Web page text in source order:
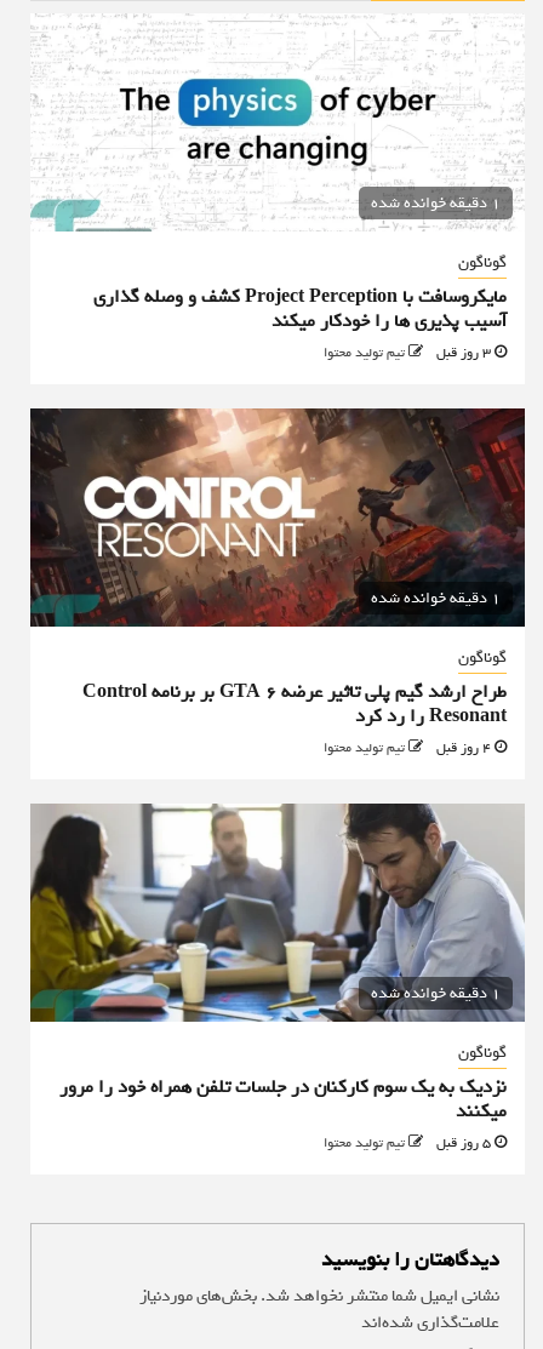
1 دقیقه خوانده شده
گوناگون
مایکروسافت با Project Perception کشف و وصله گذاری
آسیب پذیری ها را خودکار میکند
تیم تولید محتوا
1 دقیقه خوانده شده
گوناگون
طراح ارشد گیم پلی تاثیر عرضه GTA 6 بر برنامه Control
Resonant را رد کرد
تیم تولید محتوا
1 دقیقه خوانده شده
گوناگون
نزدیک به یک سوم کارکنان در جلسات تلفن همراه خود را مرور
میکنند
تیم تولید محتوا
دیدگاهتان را بنویسید
نشانی ایمیل شما منتشر نخواهد شد.بخش‌های موردنیاز
علامت‌گذاری شده‌اند